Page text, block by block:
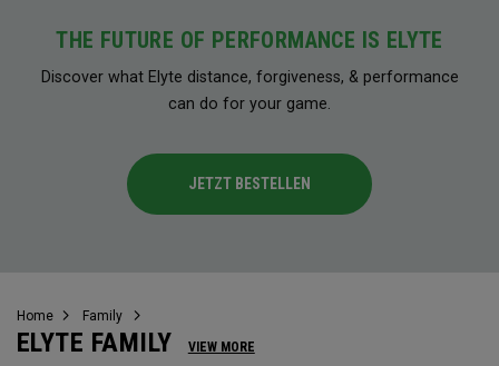
THE FUTURE OF PERFORMANCE IS ELYTE
Discover what Elyte distance, forgiveness, & performance
can do for your game.
JETZT BESTELLEN
Home Family
ELYTE FAMILY VIEW MORE